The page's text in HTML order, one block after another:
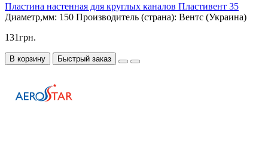
Пластина настенная для круглых каналов Пластивент 35
Диаметр,мм: 150 Производитель (страна): Вентс (Украина)
131грн.
В корзину Быстрый заказ